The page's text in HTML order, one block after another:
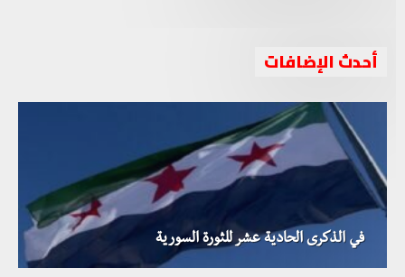
أحدث الإضافات
في الذكرى الحادية عشر للثورة السورية